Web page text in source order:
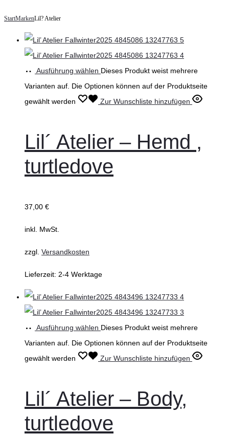
StartMarkenLil? Atelier
Ausführung wählen Dieses Produkt weist mehrere
Varianten auf. Die Optionen können auf der Produktseite
gewählt werden
Zur Wunschliste hinzufügen
Lil´ Atelier – Hemd ,
turtledove
37,00 €
inkl. MwSt.
zzgl. Versandkosten
Lieferzeit: 2-4 Werktage
Ausführung wählen Dieses Produkt weist mehrere
Varianten auf. Die Optionen können auf der Produktseite
gewählt werden
Zur Wunschliste hinzufügen
Lil´ Atelier – Body,
turtledove